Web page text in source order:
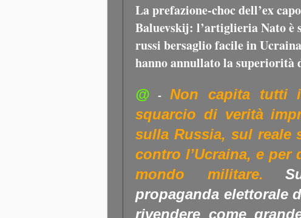
La prefazione-choc dell’ex
Baluevskij: l’artiglieria Nato
russi bersaglio facile in
hanno annullato la superiorità
@ - Non capita tutti
squarcio di verità
sulla Russia, sul reale
contro l’Ucraina, e
mondo militare.
propaganda elettorale
rivendere come